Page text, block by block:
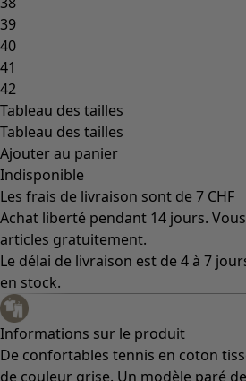
39
40
41
42
Tableau des tailles
Tableau des tailles
Ajouter au panier
Indisponible
Les frais de livraison sont de 7 CHF
Achat liberté pendant 14 jours.
articles gratuitement.
Le délai de livraison est de 4 à 7
en stock.
Informations sur le produit
De confortables tennis en coton
de couleur grise. Un modèle paré